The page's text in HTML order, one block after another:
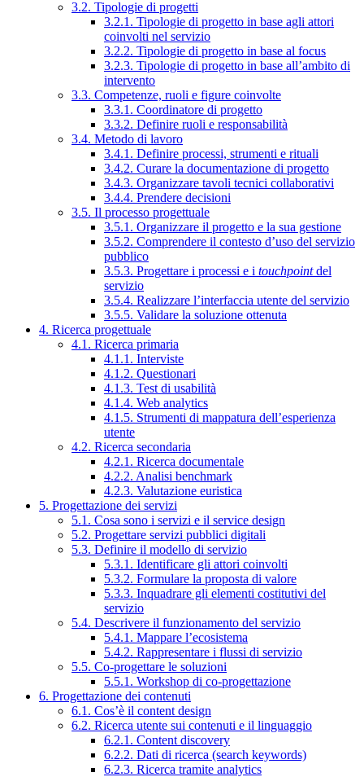
3.2. Tipologie di progetti
3.2.1. Tipologie di progetto in base agli attori
coinvolti nel servizio
3.2.2. Tipologie di progetto in base al focus
3.2.3. Tipologie di progetto in base all’ambito di
intervento
3.3. Competenze, ruoli e figure coinvolte
3.3.1. Coordinatore di progetto
3.3.2. Definire ruoli e responsabilità
3.4. Metodo di lavoro
3.4.1. Definire processi, strumenti e rituali
3.4.2. Curare la documentazione di progetto
3.4.3. Organizzare tavoli tecnici collaborativi
3.4.4. Prendere decisioni
3.5. Il processo progettuale
3.5.1. Organizzare il progetto e la sua gestione
3.5.2. Comprendere il contesto d’uso del servizio
pubblico
3.5.3. Progettare i processi e i touchpointdel
servizio
3.5.4. Realizzare l’interfaccia utente del servizio
3.5.5. Validare la soluzione ottenuta
4. Ricerca progettuale
4.1. Ricerca primaria
4.1.1. Interviste
4.1.2. Questionari
4.1.3. Test di usabilità
4.1.4. Web analytics
4.1.5. Strumenti di mappatura dell’esperienza
utente
4.2. Ricerca secondaria
4.2.1. Ricerca documentale
4.2.2. Analisi benchmark
4.2.3. Valutazione euristica
5. Progettazione dei servizi
5.1. Cosa sono i servizi e il service design
5.2. Progettare servizi pubblici digitali
5.3. Definire il modello di servizio
5.3.1. Identificare gli attori coinvolti
5.3.2. Formulare la proposta di valore
5.3.3. Inquadrare gli elementi costitutivi del
servizio
5.4. Descrivere il funzionamento del servizio
5.4.1. Mappare l’ecosistema
5.4.2. Rappresentare i flussi di servizio
5.5. Co-progettare le soluzioni
5.5.1. Workshop di co-progettazione
6. Progettazione dei contenuti
6.1. Cos’è il content design
6.2. Ricerca utente sui contenuti e il linguaggio
6.2.1. Content discovery
6.2.2. Dati di ricerca (search keywords)
6.2.3. Ricerca tramite analytics